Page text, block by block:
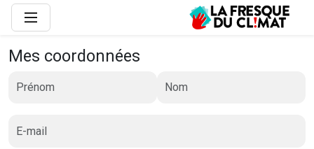
Mes coordonnées